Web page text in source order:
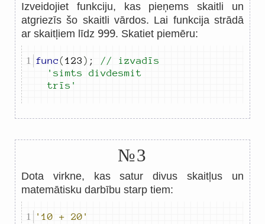
Izveidojiet funkciju, kas pieņems skaitli un
atgriezīs šo skaitli vārdos. Lai funkcija strādā
ar skaitļiem līdz 999. Skatiet piemēru:
func( 123 ) ;
// izvadīs
'simts divdesmit
trīs'
№3
Dota virkne, kas satur divus skaitļus un
matemātisku darbību starp tiem:
'10 + 20'